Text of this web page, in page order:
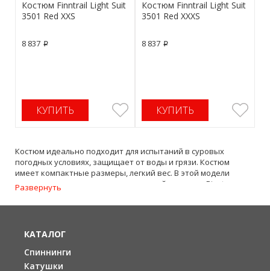
Костюм Finntrail Light Suit
3501 Red XXS
8 837 p
КУПИТЬ
Костюм Finntrail Light Suit
3501 Red XXXS
8 837 p
КУПИТЬ
Костюм идеально подходит для испытаний в суровых
погодных условиях, защищает от воды и грязи. Костюм
имеет компактные размеры, легкий вес. В этой модели
используется специальная износостойкая ткань Ripstop с
мембраной "HARD-TEX". Изделия устойчивы к ветру и
механическим повреждениям. Отлично подходит для
Мембрана10000 мм 7000 г./м2/24ч
Развернуть
КАТАЛОГ
Спиннинги
Катушки